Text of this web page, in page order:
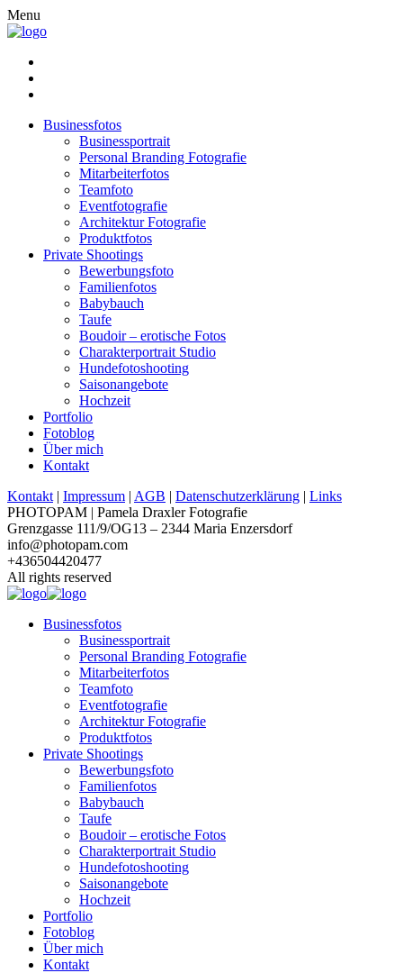
Menu
Businessfotos
Businessportrait
Personal Branding Fotografie
Mitarbeiterfotos
Teamfoto
Eventfotografie
Architektur Fotografie
Produktfotos
Private Shootings
Bewerbungsfoto
Familienfotos
Babybauch
Taufe
Boudoir – erotische Fotos
Charakterportrait Studio
Hundefotoshooting
Saisonangebote
Hochzeit
Portfolio
Fotoblog
Über mich
Kontakt
Kontakt | Impressum | AGB | Datenschutzerklärung | Links
PHOTOPAM | Pamela Draxler Fotografie
Grenzgasse 111/9/OG13 – 2344 Maria Enzersdorf
info@photopam.com
+436504420477
All rights reserved
Businessfotos
Businessportrait
Personal Branding Fotografie
Mitarbeiterfotos
Teamfoto
Eventfotografie
Architektur Fotografie
Produktfotos
Private Shootings
Bewerbungsfoto
Familienfotos
Babybauch
Taufe
Boudoir – erotische Fotos
Charakterportrait Studio
Hundefotoshooting
Saisonangebote
Hochzeit
Portfolio
Fotoblog
Über mich
Kontakt